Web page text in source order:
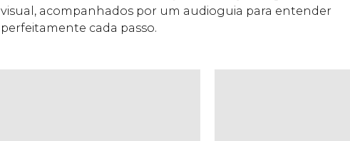
visual, acompanhados por um audioguia para entender
perfeitamente cada passo.